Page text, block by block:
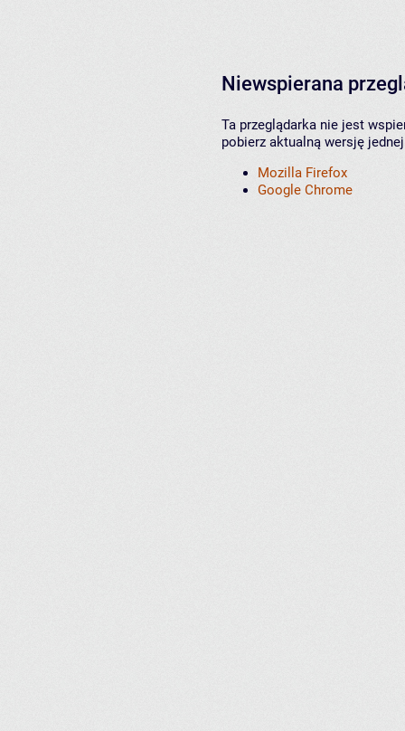
Niewspierana
Ta przeglądarka nie jest
pobierz aktualną wersję
Mozilla Firefox
Google Chrome